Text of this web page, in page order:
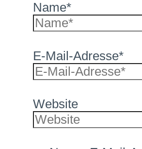
Name*
E-Mail-Adresse*
Website